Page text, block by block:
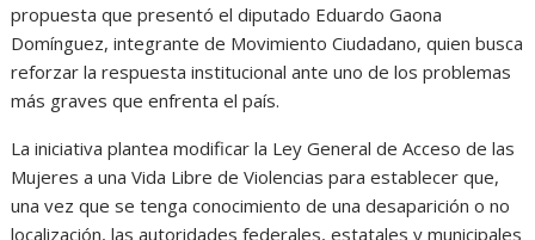
propuesta que presentó el diputado Eduardo Gaona
Domínguez, integrante de Movimiento Ciudadano, quien busca
reforzar la respuesta institucional ante uno de los problemas
más graves que enfrenta el país.
La iniciativa plantea modificar la Ley General de Acceso de las
Mujeres a una Vida Libre de Violencias para establecer que,
una vez que se tenga conocimiento de una desaparición o no
localización, las autoridades federales, estatales y municipales